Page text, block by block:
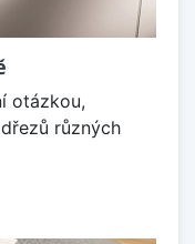
otázkou,
různých